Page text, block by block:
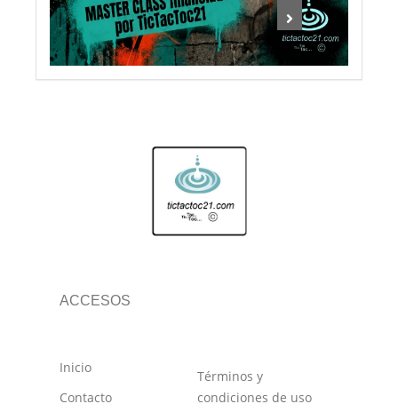
ACCESOS
Inicio
Contacto
Términos y
condiciones de uso